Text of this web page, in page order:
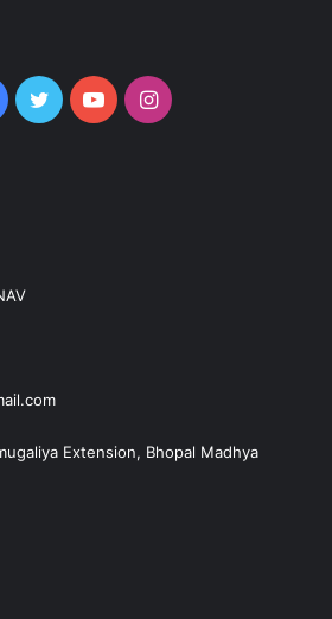
TwitterYouTubeInstagram
Extension, Bhopal Madhya